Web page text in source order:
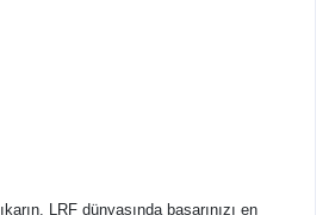
LRF dünyasında başarınızı en